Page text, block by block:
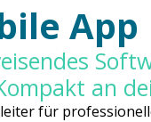
App
an
für